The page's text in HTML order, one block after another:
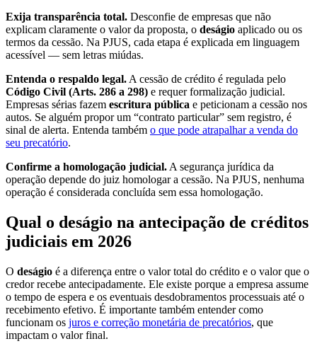
Exija transparência total. Desconfie de empresas que não
explicam claramente o valor da proposta, o deságio aplicado ou os
termos da cessão. Na PJUS, cada etapa é explicada em linguagem
acessível — sem letras miúdas.
Entenda o respaldo legal. A cessão de crédito é regulada pelo
Código Civil (Arts. 286 a 298) e requer formalização judicial.
Empresas sérias fazem escritura pública e peticionam a cessão nos
autos. Se alguém propor um “contrato particular” sem registro, é
sinal de alerta. Entenda também o que pode atrapalhar a venda do
seu precatório.
Confirme a homologação judicial. A segurança jurídica da
operação depende do juiz homologar a cessão. Na PJUS, nenhuma
operação é considerada concluída sem essa homologação.
Qual o deságio na antecipação de créditos
judiciais em 2026
O deságio é a diferença entre o valor total do crédito e o valor que o
credor recebe antecipadamente. Ele existe porque a empresa assume
o tempo de espera e os eventuais desdobramentos processuais até o
recebimento efetivo. É importante também entender como
funcionam os juros e correção monetária de precatórios, que
impactam o valor final.